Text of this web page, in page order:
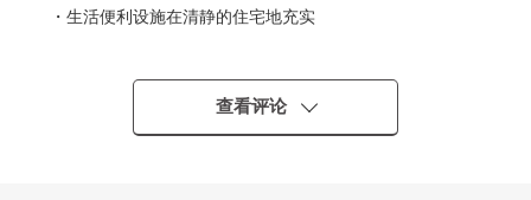
・生活便利设施在清静的住宅地充实
・土地面积173.67平米(约52.53坪)
・作为建筑条件做，可以自由设计
▼周边环境
查看评论